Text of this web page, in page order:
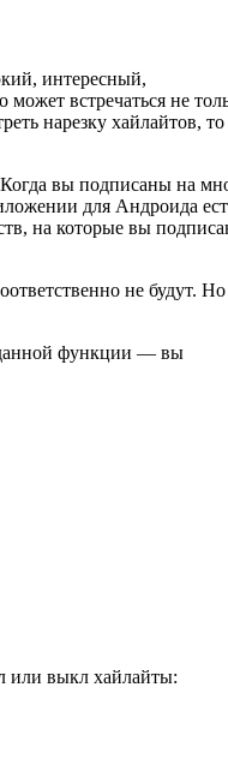
интересный,
встречаться не
нарезку хайлайтов, то
вы подписаны на
для Андроида
на которые вы
не будут.
данной функции — вы
или выкл хайлайты: